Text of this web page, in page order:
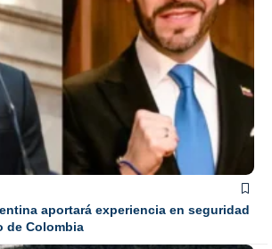
aportará experiencia en seguridad
de Colombia